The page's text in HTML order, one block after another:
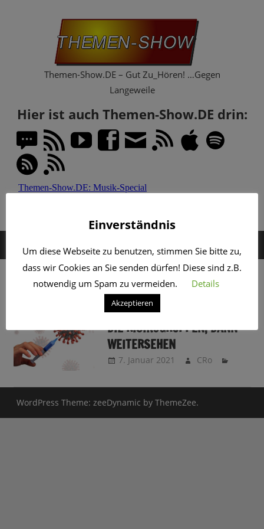
Themen-Show.DE – Gut Zu_Hören! …Gegen
Langeweile
Hier ist auch Themen-Show.DE drin:
MENÜ
SCHLAGWORT:2021
CORONA-IMPFUNG: ERSTMAL
DIE RISIKOGRUPPEN, DANN
WEITERSEHEN
7. Januar 2021 CRo
WordPress Theme: zeeDynamic by ThemeZee.
Einverständnis
Um diese Webseite zu benutzen, stimmen Sie bitte zu,
dass wir Cookies an Sie senden dürfen! Diese sind z.B.
notwendig um Spam zu vermeiden.
Details
Akzeptieren